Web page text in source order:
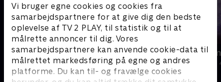
Vi bruger egne cookies og cookies fra
samarbejdspartnere for at give dig den bedste
oplevelse af TV 2 PLAY, til statistik og til at
målrette annoncer til dig. Vores
samarbejdspartnere kan anvende cookie-data til
målrettet markedsføring på egne og andres
platforme. Du kan til- og fravælge cookies
Det rullende auktionshus
Livsstil • 3 sæsoner
Julelys for
2022 • Livsstil •